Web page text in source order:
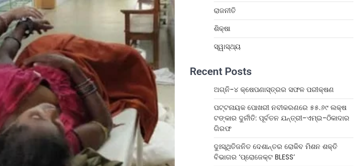
ରାଜନୀତି
ଶିକ୍ଷା
ସ୍ୱାସ୍ଥ୍ୟ
Recent Posts
ଅଗ୍ନି-୪ କ୍ଷେପଣାସ୍ତ୍ରର ସଫଳ ପରୀକ୍ଷଣ
ପଟ୍ଟନାୟକ ପୋଖରୀ ନବୀକରଣରେ ୫୫.୬୯ ଲକ୍ଷ
ଟଙ୍କାର ଦୁର୍ନୀତି: ପୂର୍ବତନ ଯନ୍ତ୍ରୀ-ଏମ୍‌ଇ-ଠିକାଦାର
ଗିରଫ
ଦୁଃସ୍ଥିତିଜନିତ ଦେଶାନ୍ତର ରୋକିବ ମିଶନ ଶକ୍ତି
ବିଭାଗର ‘ପ୍ରୋଜେକ୍ଟ BLESS’